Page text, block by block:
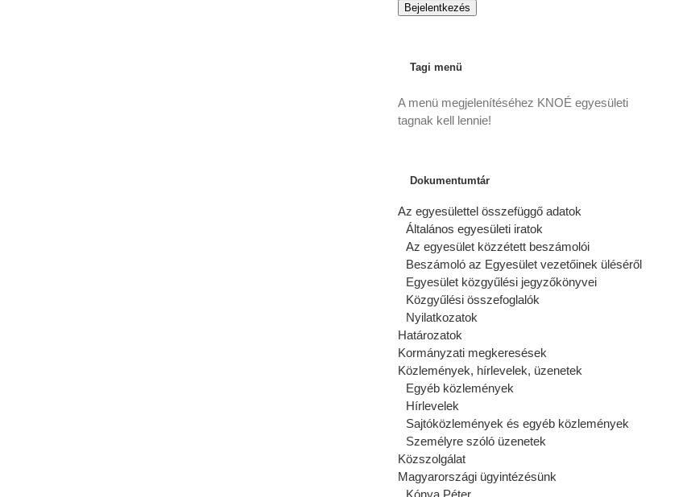
Bejelentkezés
Tagi menü
A menü megjelenítéséhez KNOÉ egyesületi
tagnak kell lennie!
Dokumentumtár
Az egyesülettel összefüggő adatok
Általános egyesületi iratok
Az egyesület közzétett beszámolói
Beszámoló az Egyesület vezetőinek üléséről
Egyesület közgyűlési jegyzőkönyvei
Közgyűlési összefoglalók
Nyilatkozatok
Határozatok
Kormányzati megkeresések
Közlemények, hírlevelek, üzenetek
Egyéb közlemények
Hírlevelek
Sajtóközlemények és egyéb közlemények
Személyre szóló üzenetek
Közszolgálat
Magyarországi ügyintézésünk
Kónya Péter